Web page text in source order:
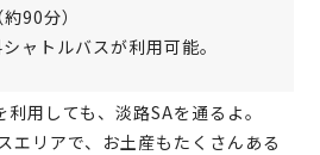
90分）
ャトルバスが利用可能。
用しても、淡路SAを通るよ。
エリアで、お土産もたくさんある